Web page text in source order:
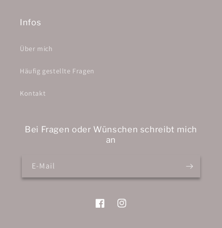
Infos
Über mich
Häufig gestellte Fragen
Kontakt
Bei Fragen oder Wünschen schreibt mich
an
E-Mail
FacebookInstagram